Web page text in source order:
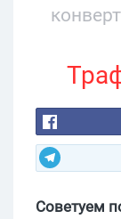
Советуем